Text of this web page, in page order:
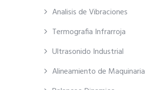
Analisis de Vibraciones
Termografia Infrarroja
Ultrasonido Industrial
Alineamiento de Maquinaria